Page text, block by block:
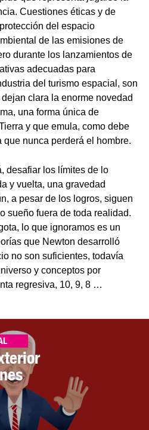
Cuestiones éticas y de
del espacio
de las emisiones de
durante los lanzamientos de
adecuadas para
del turismo espacial, son
clara la enorme novedad
una forma única de
y que emula, como debe
que nunca perderá el hombre.
desafiar los límites de lo
y vuelta, una gravedad
a pesar de los logros, siguen
sueño fuera de toda realidad.
lo que ignoramos es un
que Newton desarrolló
no son suficientes, todavía
y conceptos por
regresiva, 10, 9, 8 …